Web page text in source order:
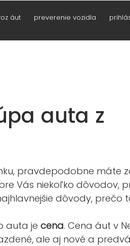
áut preverenie vozidla
auta z
pravdepodobne máte
Vás niekoľko dôvodov,
dôvody, prečo
auta je cena. Cena áut v
ale aj nové a